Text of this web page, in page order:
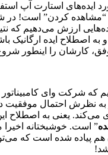
ایده‌های استارت آپ
“مشاهده کردن” است! در
ارزش می‌دهیم که
اصطلاح ایده ارگانیک
کارشان را اینطور
که شرکت وای کامبیناتور
نظرش احتمال موفقیت
می‌کند. یعنی به اصطلاح
” است. خوشبختانه
پیاده شده است که